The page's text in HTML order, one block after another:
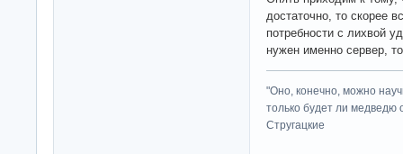
достаточно, то скорее
потребности с лихвой
нужен именно сервер,
"Оно, конечно, можно
только будет ли медведю
Стругацкие